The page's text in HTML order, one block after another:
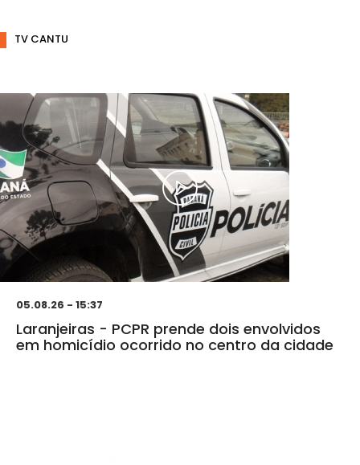
TV CANTU
05.08.26 - 15:37
Laranjeiras - PCPR prende dois envolvidos
em homicídio ocorrido no centro da cidade